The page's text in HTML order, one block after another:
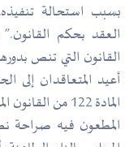
بسبب استحالة
القانون التي تنص
أعيد المتعاقدان إلى
المادة 122 من
المطعون فيه صراحة